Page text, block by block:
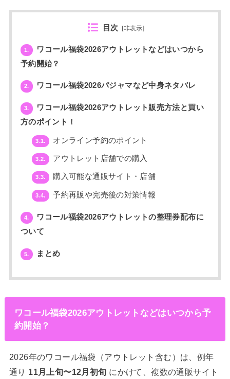
目次 [非表示]
1.
ワコール福袋2026アウトレットなどはいつから
予約開始？
2. ワコール福袋2026パジャマなど中身ネタバレ
3.
ワコール福袋2026アウトレット販売方法と買い
方のポイント！
3.1. オンライン予約のポイント
3.2. アウトレット店舗での購入
3.3. 購入可能な通販サイト・店舗
3.4. 予約再販や完売後の対策情報
4.
ワコール福袋2026アウトレットの整理券配布に
ついて
5. まとめ
ワコール福袋2026アウトレットなどはいつから予
約開始？
2026年のワコール福袋（アウトレット含む）は、例年
通り 11月上旬〜12月初旬 にかけて、複数の通販サイト